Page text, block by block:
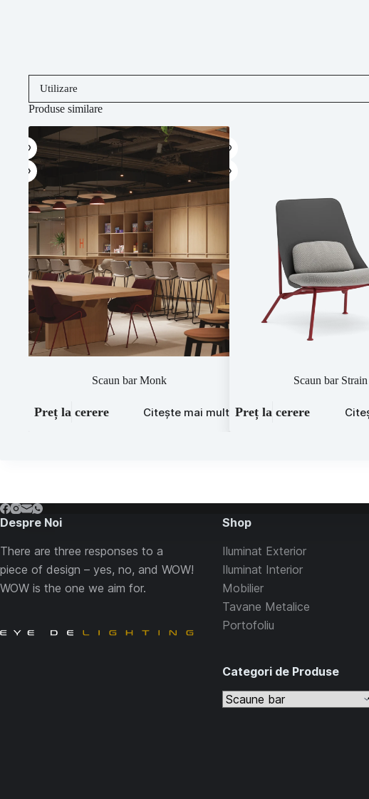
Utilizare
Produse similare
Scaun bar Monk
Preț la cerere Citește mai mult
Scaun bar Strain
Preț la cerere
Despre Noi
There are three responses to a
piece of design – yes, no, and WOW!
WOW is the one we aim for.
Shop
Iluminat Exterior
Iluminat Interior
Mobilier
Tavane Metalice
Portofoliu
Categori de Produse